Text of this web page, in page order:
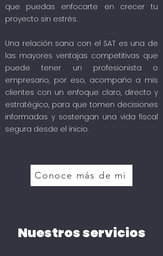
que puedas enfocarte en crecer tu
proyecto sin estrés.
Una relación sana con el SAT es una de
las mayores ventajas competitivas que
puede tener un profesionista o
empresario, por eso, acompaño a mis
clientes con un enfoque claro, directo y
estratégico, para que tomen decisiones
informadas y sostengan una vida fiscal
segura desde el inicio.
Conoce más de mi
Nuestros servicios